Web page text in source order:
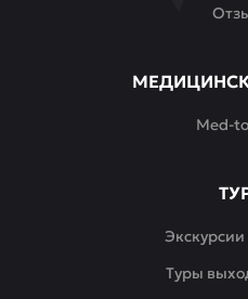
Med-
Экскурсии
Туры